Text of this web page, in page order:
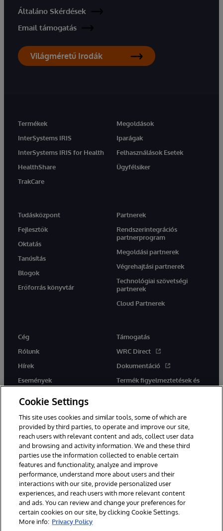
Általáno Skérdések
Email támogatás
Világméretű Irodák
Termékek
InterSystems IRIS
InterSystems IRIS for Health
HealthShare
TrakCare
Megoldások
Iparágak
Felhasználások Esetek
Ügyfélsiker
Tudásközpont
Fejlesztők
Oktatás
Tanúsítás
Blogok
Erőforrás könyvtár
Partnerek
Rendszerintegrációs
partnerprogram
Megoldási partnerek
Végrehajtási partnerek
Technológiai szövetségi
partnerek
Cloud Partnerek
Cég
Rólunk
Hírek
Események
Támogatás
WRC Direct
Dokumentáció
Termék figyelmeztetések és
tanácsok
Ez a weboldal gépi fordítást használ. Bármilyen fordítási konfliktus
esetén az oldal angol nyelvű változata élvez elsőbbséget.
© 1996-2026 InterSystems Corporation, Boston, MA. Minden jog
fenntartva.
Értesítések/Feltételek és feltételek
Adatvédelmi nyilatkozat
Garancia
Hozzáférhetőség
Cookie Settings
This site uses cookies and similar tools, some of which are
provided by third parties, to operate and improve our site,
reach users with relevant content and ads, collect user data
and browsing and activity information. We and these third
parties use the information collected to enable certain
features and functionality, analyze and improve
performance, understand more about users and their
interactions with our site, provide personalized user
experiences, and reach users with more relevant content
and ads. You can review and change your preferences for
certain cookies on our site, by clicking Cookie Settings.
More info: Privacy Policy